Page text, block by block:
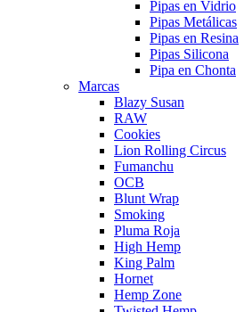
Pipas en Vidrio
Pipas Metálicas
Pipas en Resina
Pipas Silicona
Pipa en Chonta
Marcas
Blazy Susan
RAW
Cookies
Lion Rolling Circus
Fumanchu
OCB
Blunt Wrap
Smoking
Pluma Roja
High Hemp
King Palm
Hornet
Hemp Zone